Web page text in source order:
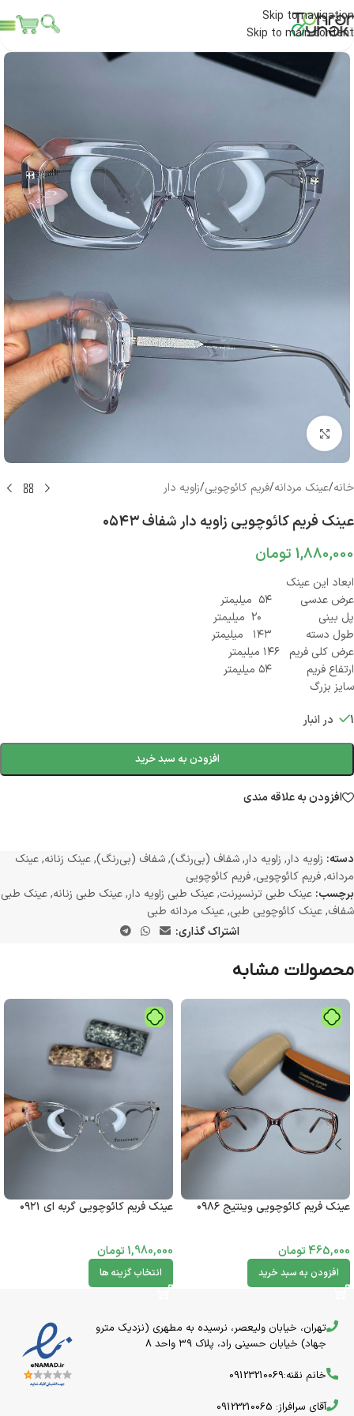
Skip to navigation
Skip to main content
بزرگنمایی تصویر
خانه/عینک مردانه/فریم کائوچویی/زاویه دار
عینک فریم کائوچویی زاویه دار شفاف ۰۵۴۳
1,880,000 تومان
ابعاد این عینک
عرض عدسی ۵۴ میلیمتر
پل بینی ۲۰ میلیمتر
طول دسته ۱۴۳ میلیمتر
عرض کلی فریم ۱۴۶ میلیمتر
ارتفاع فریم ۵۴ میلیمتر
سایز بزرگ
1 در انبار
افزودن به سبد خرید
افزودن به علاقه مندی
دسته: زاویه دار, زاویه دار,شفاف (بی‌رنگ),شفاف (بی‌رنگ),عینک زنانه,عینک
مردانه,فریم کائوچویی,فریم کائوچویی
برچسب: عینک طبی ترنسپرنت,عینک طبی زاویه دار,عینک طبی زنانه,عینک طبی
شفاف,عینک کائوچویی طبی,عینک مردانه طبی
اشتراک گذاری:
محصولات مشابه
عینک فریم کائوچویی وینتیج ۰۹۸۶
465,000تومان
افزودن به سبد خرید
عینک فریم کائوچویی گربه ای ۰۹۲۱
1,980,000تومان
انتخاب گزینه ها
تهران، خیابان ولیعصر، نرسیده به مطهری (نزدیک مترو
جهاد) خیابان حسینی راد، پلاک ۳۹ واحد 8
خانم نقنه:09123210069
آقای سرافراز: 09123210065